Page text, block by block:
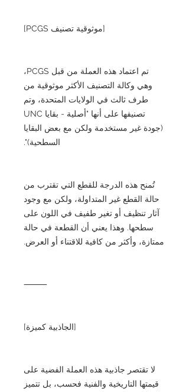
[موثوقية تصنيف PCGS]
تم اعتماد هذه العملة من قبل PCGS،
وهي وكالة التصنيف الأكثر موثوقية من
طرف ثالث في الولايات المتحدة، وتم
تصنيفها على أنها "أصلية - بقايا UNC
(جودة غير مستخدمة ولكن مع بعض البقايا
السطحية)".
تُمنح هذه الدرجة للقطع التي تقترب من
حالة القطع غير المتداولة، ولكن مع وجود
آثار تنظيف أو تغير طفيف في اللون على
سطحها. وهذا يعني أن القطعة في حالة
ممتازة، وأكثر من كافية للاقتناء أو العرض.
⸻
[الجاذبية كميزة]
لا تقتصر جاذبية هذه العملة الفضية على
قيمتها التاريخية والفنية فحسب، بل تتميز